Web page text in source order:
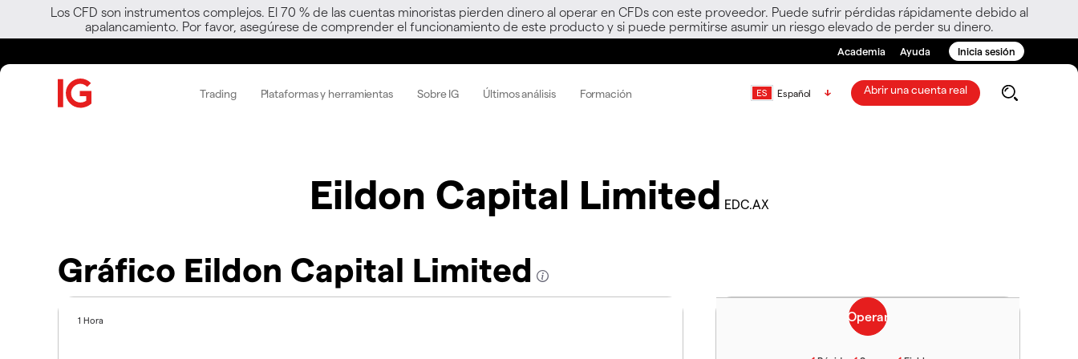
Los CFD son instrumentos complejos. El 70 % de las cuentas minoristas pierden dinero al operar en CFDs con este proveedor. Puede sufrir pérdidas rápidamente debido al
apalancamiento. Por favor, asegúrese de comprender el funcionamiento de este producto y si puede permitirse asumir un riesgo elevado de perder su dinero.
Academia Ayuda Inicia sesión
Trading Plataformas y herramientas Sobre IG Últimos análisis Formación Español Abrir una cuenta real
Eildon Capital Limited EDC.AX
Gráfico Eildon Capital Limited
1 Hora